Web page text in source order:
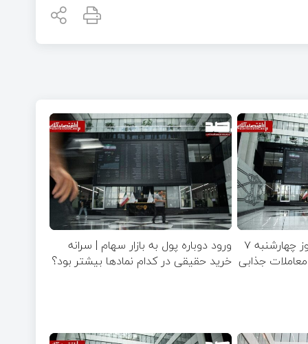
پیش‌بینی بازار سهام امروز چهارشنبه ۷
معاملات جذابی
ورود دوباره پول به بازار سهام | سرانه
خرید حقیقی در کدام نماد‌ها بیشتر بود؟